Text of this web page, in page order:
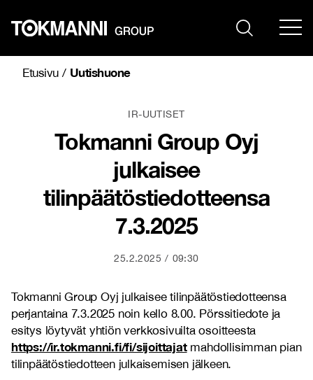
sisältöön
Etusivu/ Uutishuone
IR-UUTISET
Tokmanni Group Oyj
julkaisee
tilinpäätöstiedotteensa
7.3.2025
25.2.2025 09:30
Tokmanni Group Oyj julkaiseetilinpäätöstiedotteensa
perjantaina 7.3.2025 noin kello 8.00. Pörssitiedote ja
esitys löytyvät yhtiön verkkosivuilta osoitteesta
https://ir.tokmanni.fi/fi/sijoittajat mahdollisimman pian
tilinpäätöstiedotteen julkaisemisen jälkeen.